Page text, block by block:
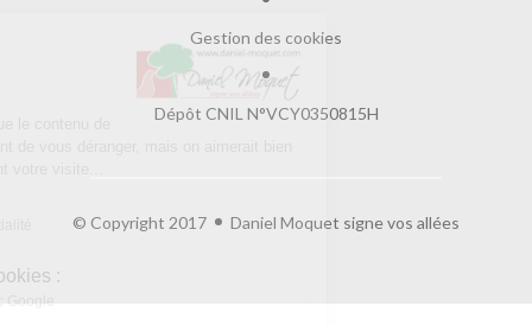
Gestion des cookies
Dépôt CNIL N°VCY0350815H
© Copyright 2017 Daniel Moquet signe vos allées
Salut c'est nous...
les Cookies !
On a attendu d'être sûrs que le contenu de
Lire la politique de confidentialité
À quoi servent ces cookies :
Partage de données avec Google